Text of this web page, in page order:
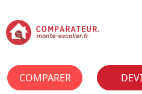
COMPARER